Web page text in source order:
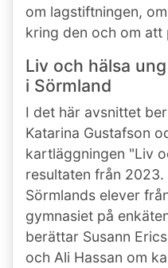
om lagstiftningen,
kring den och om att
Liv och hälsa
i Sörmland
I det här avsnittet
Katarina Gustafson
kartläggningen "Liv
resultaten från
Sörmlands elever
gymnasiet på
berättar Susann
och Ali Hassan om